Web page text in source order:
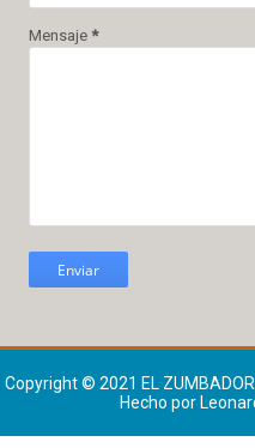
Mensaje *
Copyright © 2021 EL
Hecho por